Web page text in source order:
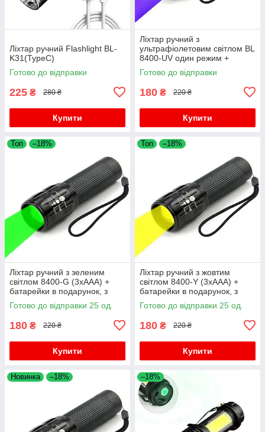
Ліхтар ручний Flashlight BL-
K31(TypeC)
Готово до відправки
225 ₴ 280 ₴
Купити
Ліхтар ручний з
ультрафіолетовим світлом BL
8400-UV один режим +
батарейки в подарунок
Готово до відправки
180 ₴ 220 ₴
Купити
Топ –18%
Ліхтар ручний з зеленим
світлом 8400-G (3xAAA) +
батарейки в подарунок, з
фокусуванням
Готово до відправки 25 од.
180 ₴ 220 ₴
Купити
Топ –18%
Ліхтар ручний з жовтим
світлом 8400-Y (3xAAA) +
батарейки в подарунок, з
фокусуванням
Готово до відправки 25 од.
180 ₴ 220 ₴
Купити
Новинка –18% –18%